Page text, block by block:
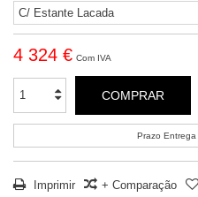
4 324 € Com IVA
COMPRAR
Prazo
Imprimir + Comparação